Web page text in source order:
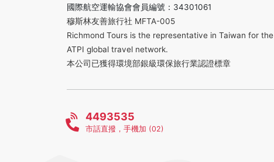
國際航空運輸協會會員編號：34301061
穆斯林友善旅行社 MFTA-005
Richmond Tours is the representative in Taiwan for the
ATPI global travel network.
本公司已獲得環境部銀級環保旅行業認證標章
4493535
市話直撥，手機加 (02)